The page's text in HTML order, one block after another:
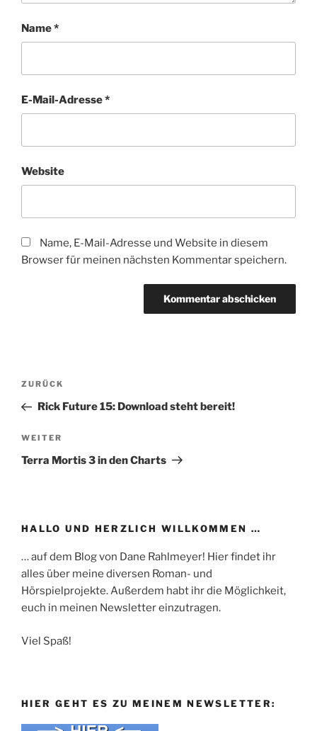
Name*
E-Mail-Adresse*
Website
Name, E-Mail-Adresse und Website in diesem
Browser für meinen nächsten Kommentar speichern.
Beitragsnavigation
Vorheriger
Beitrag
ZURÜCK
Rick Future 15: Download steht bereit!
Nächster
Beitrag
WEITER
Terra Mortis 3 in den Charts
HALLO UND HERZLICH WILLKOMMEN …
… auf dem Blog von Dane Rahlmeyer! Hier findet ihr
alles über meine diversen Roman- und
Hörspielprojekte. Außerdem habt ihr die Möglichkeit,
euch in meinen Newsletter einzutragen.
Viel Spaß!
HIER GEHT ES ZU MEINEM NEWSLETTER: